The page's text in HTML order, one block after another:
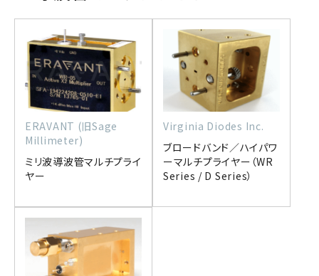
ERAVANT (旧Sage
Millimeter)
ミリ波導波管マルチプライ
ヤー
Virginia Diodes Inc.
ブロードバンド／ハイパワ
ーマルチプライヤー（WR
Series / D Series）